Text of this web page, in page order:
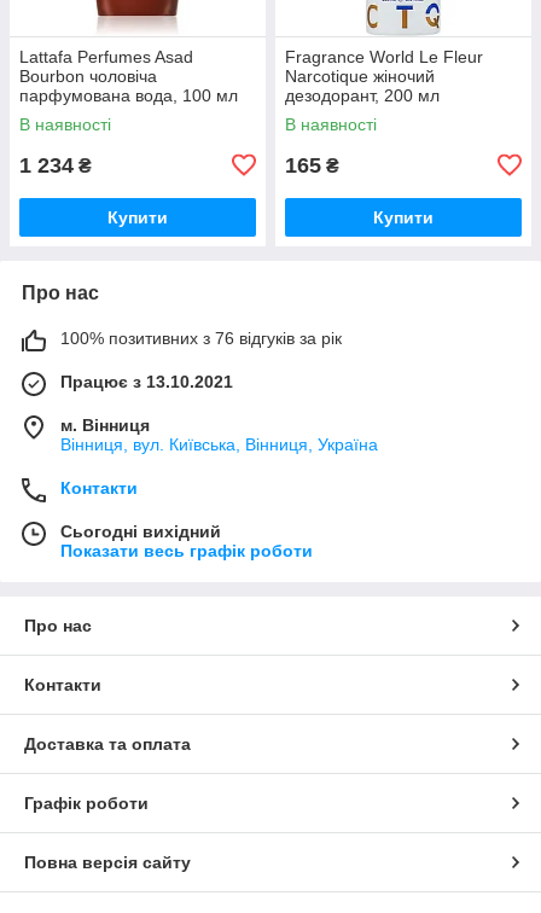
Lattafa Perfumes Asad
Bourbon чоловіча
парфумована вода, 100 мл
В наявності
1 234 ₴
Купити
Fragrance World Le Fleur
Narcotique жіночий
дезодорант, 200 мл
В наявності
165 ₴
Купити
Про нас
100% позитивних з 76 відгуків за рік
Працює з 13.10.2021
м. Вінниця
Вінниця, вул. Київська, Вінниця, Україна
Контакти
Сьогодні вихідний
Показати весь графік роботи
Про нас
Контакти
Доставка та оплата
Графік роботи
Повна версія сайту